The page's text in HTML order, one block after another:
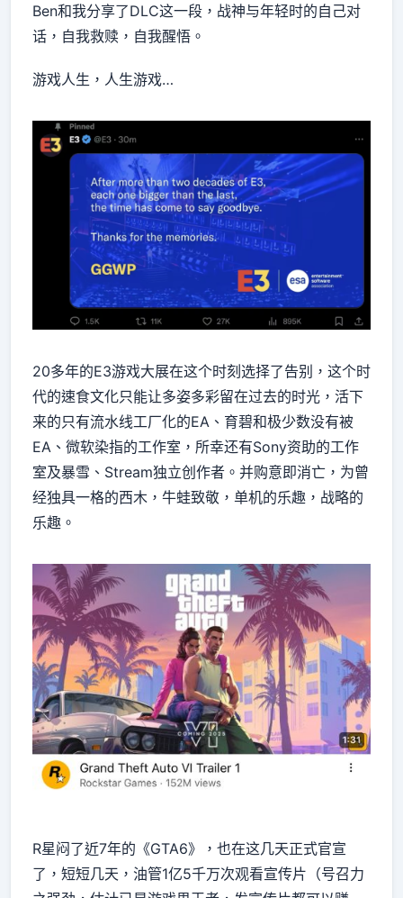
Ben和我分享了DLC这一段，战神与年轻时的自己对
话，自我救赎，自我醒悟。
游戏人生，人生游戏…
20多年的E3游戏大展在这个时刻选择了告别，这个时
代的速食文化只能让多姿多彩留在过去的时光，活下
来的只有流水线工厂化的EA、育碧和极少数没有被
EA、微软染指的工作室，所幸还有Sony资助的工作
室及暴雪、Stream独立创作者。并购意即消亡，为曾
经独具一格的西木，牛蛙致敬，单机的乐趣，战略的
乐趣。
R星闷了近7年的《GTA6》，也在这几天正式官宣
了，短短几天，油管1亿5千万次观看宣传片（号召力